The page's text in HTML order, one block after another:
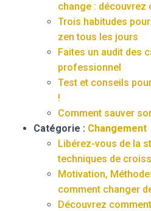
change : découvrez
Trois habitudes
zen tous les jours
Faites un audit des
professionnel
Test et conseils
!
Comment sauver
Catégorie : Changement
Libérez-vous de la
techniques de
Motivation,
comment changer
Découvrez